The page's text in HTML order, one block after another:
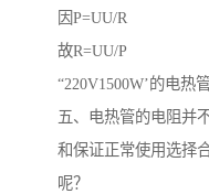
因P=UU/R
故R=UU/P
“220V1500W’的电热
五、电热管的电阻并
和保证正常使用选择
呢？